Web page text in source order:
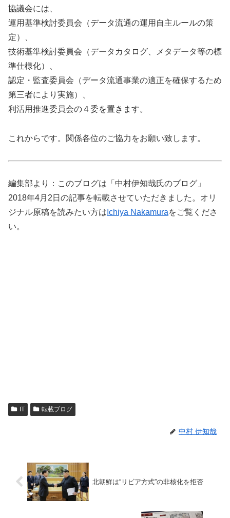
協議会には、
運用基準検討委員会（データ流通の運用自主ルールの策
定）、
技術基準検討委員会（データカタログ、メタデータ等の標
準仕様化）、
認定・監査委員会（データ流通事業の適正を確保するため
第三者により実施）、
利活用推進委員会の４委を置きます。
これからです。関係各位のご協力をお願い致します。
編集部より：このブログは「中村伊知哉氏のブログ」
2018年4月2日の記事を転載させていただきました。オリ
ジナル原稿を読みたい方は Ichiya Nakamuraをご覧くださ
い。
IT 転載ブログ
中村 伊知哉
北朝鮮は“リビア方式”の非核化を拒否